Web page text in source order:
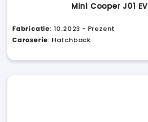
Mini Cooper J01 EV
Fabricatie: 10.2023 - Prezent
Caroserie: Hatchback